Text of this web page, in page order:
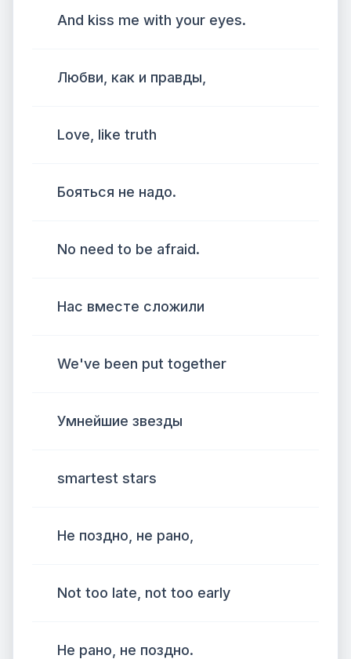
And kiss me with your eyes.
Любви, как и правды,
Love, like truth
Бояться не надо.
No need to be afraid.
Нас вместе сложили
We've been put together
Умнейшие звезды
smartest stars
Не поздно, не рано,
Not too late, not too early
Не рано, не поздно.